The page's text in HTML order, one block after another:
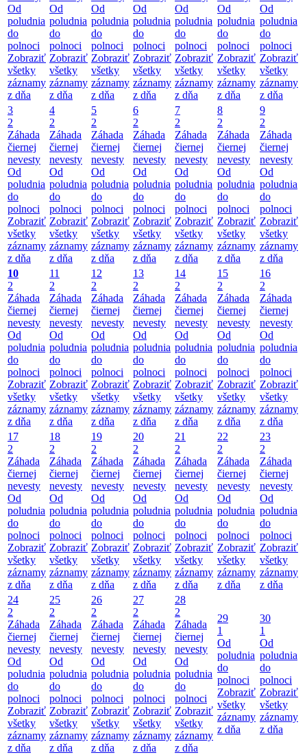
Od
poludnia
do
polnoci
Zobraziť
všetky
záznamy
z dňa
Od
poludnia
do
polnoci
Zobraziť
všetky
záznamy
z dňa
Od
poludnia
do
polnoci
Zobraziť
všetky
záznamy
z dňa
Od
poludnia
do
polnoci
Zobraziť
všetky
záznamy
z dňa
Od
poludnia
do
polnoci
Zobraziť
všetky
záznamy
z dňa
Od
poludnia
do
polnoci
Zobraziť
všetky
záznamy
z dňa
Od
poludnia
do
polnoci
Zobraziť
všetky
záznamy
z dňa
3
2
Záhada
čiernej
nevesty
Od
poludnia
do
polnoci
Zobraziť
všetky
záznamy
z dňa
4
2
Záhada
čiernej
nevesty
Od
poludnia
do
polnoci
Zobraziť
všetky
záznamy
z dňa
5
2
Záhada
čiernej
nevesty
Od
poludnia
do
polnoci
Zobraziť
všetky
záznamy
z dňa
6
2
Záhada
čiernej
nevesty
Od
poludnia
do
polnoci
Zobraziť
všetky
záznamy
z dňa
7
2
Záhada
čiernej
nevesty
Od
poludnia
do
polnoci
Zobraziť
všetky
záznamy
z dňa
8
2
Záhada
čiernej
nevesty
Od
poludnia
do
polnoci
Zobraziť
všetky
záznamy
z dňa
9
2
Záhada
čiernej
nevesty
Od
poludnia
do
polnoci
Zobraziť
všetky
záznamy
z dňa
10
2
Záhada
čiernej
nevesty
Od
poludnia
do
polnoci
Zobraziť
všetky
záznamy
z dňa
11
2
Záhada
čiernej
nevesty
Od
poludnia
do
polnoci
Zobraziť
všetky
záznamy
z dňa
12
2
Záhada
čiernej
nevesty
Od
poludnia
do
polnoci
Zobraziť
všetky
záznamy
z dňa
13
2
Záhada
čiernej
nevesty
Od
poludnia
do
polnoci
Zobraziť
všetky
záznamy
z dňa
14
2
Záhada
čiernej
nevesty
Od
poludnia
do
polnoci
Zobraziť
všetky
záznamy
z dňa
15
2
Záhada
čiernej
nevesty
Od
poludnia
do
polnoci
Zobraziť
všetky
záznamy
z dňa
16
2
Záhada
čiernej
nevesty
Od
poludnia
do
polnoci
Zobraziť
všetky
záznamy
z dňa
17
2
Záhada
čiernej
nevesty
Od
poludnia
do
polnoci
Zobraziť
všetky
záznamy
z dňa
18
2
Záhada
čiernej
nevesty
Od
poludnia
do
polnoci
Zobraziť
všetky
záznamy
z dňa
19
2
Záhada
čiernej
nevesty
Od
poludnia
do
polnoci
Zobraziť
všetky
záznamy
z dňa
20
2
Záhada
čiernej
nevesty
Od
poludnia
do
polnoci
Zobraziť
všetky
záznamy
z dňa
21
2
Záhada
čiernej
nevesty
Od
poludnia
do
polnoci
Zobraziť
všetky
záznamy
z dňa
22
2
Záhada
čiernej
nevesty
Od
poludnia
do
polnoci
Zobraziť
všetky
záznamy
z dňa
23
2
Záhada
čiernej
nevesty
Od
poludnia
do
polnoci
Zobraziť
všetky
záznamy
z dňa
24
2
Záhada
čiernej
nevesty
Od
poludnia
do
polnoci
Zobraziť
všetky
záznamy
z dňa
25
2
Záhada
čiernej
nevesty
Od
poludnia
do
polnoci
Zobraziť
všetky
záznamy
z dňa
26
2
Záhada
čiernej
nevesty
Od
poludnia
do
polnoci
Zobraziť
všetky
záznamy
z dňa
27
2
Záhada
čiernej
nevesty
Od
poludnia
do
polnoci
Zobraziť
všetky
záznamy
z dňa
28
2
Záhada
čiernej
nevesty
Od
poludnia
do
polnoci
Zobraziť
všetky
záznamy
z dňa
29
1
Od
poludnia
do
polnoci
Zobraziť
všetky
záznamy
z dňa
30
1
Od
poludnia
do
polnoci
Zobraziť
všetky
záznamy
z dňa